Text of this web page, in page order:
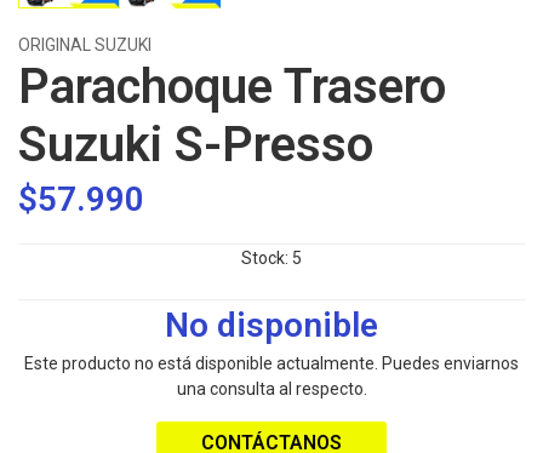
ORIGINAL SUZUKI
Parachoque Trasero
Suzuki S-Presso
$57.990
Stock: 5
No disponible
Este producto no está disponible actualmente. Puedes enviarnos
una consulta al respecto.
CONTÁCTANOS